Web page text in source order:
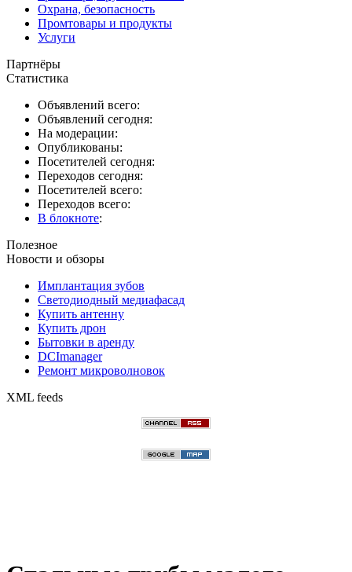
Охрана, безопасность
Промтовары и продукты
Услуги
Партнёры
Статистика
Объявлений всего:
Объявлений сегодня:
На модерации:
Опубликованы:
Посетителей сегодня:
Переходов сегодня:
Посетителей всего:
Переходов всего:
В блокноте:
Полезное
Новости и обзоры
Имплантация зубов
Светодиодный медиафасад
Купить антенну
Купить дрон
Бытовки в аренду
DCImanager
Ремонт микроволновок
XML feeds